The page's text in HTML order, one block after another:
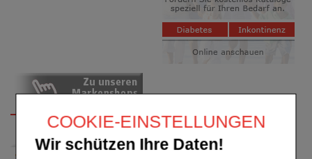
COOKIE-EINSTELLUNGEN
Wir schützen Ihre Daten!